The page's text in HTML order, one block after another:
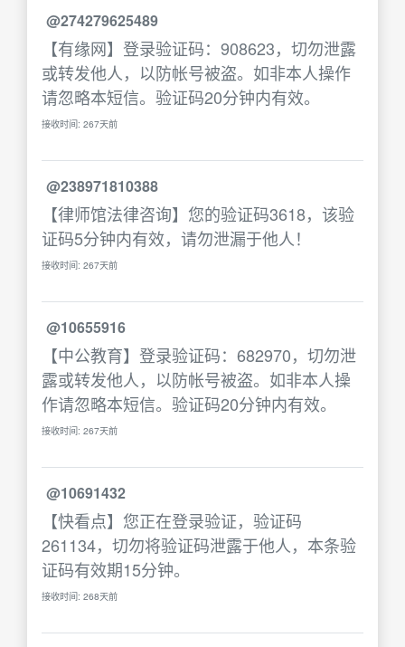
@274279625489
【有缘网】登录验证码：908623，切勿泄露
或转发他人，以防帐号被盗。如非本人操作
请忽略本短信。验证码20分钟内有效。
接收时间: 267天前
@238971810388
【律师馆法律咨询】您的验证码3618，该验
证码5分钟内有效，请勿泄漏于他人！
接收时间: 267天前
@10655916
【中公教育】登录验证码：682970，切勿泄
露或转发他人，以防帐号被盗。如非本人操
作请忽略本短信。验证码20分钟内有效。
接收时间: 267天前
@10691432
【快看点】您正在登录验证，验证码
261134，切勿将验证码泄露于他人，本条验
证码有效期15分钟。
接收时间: 268天前